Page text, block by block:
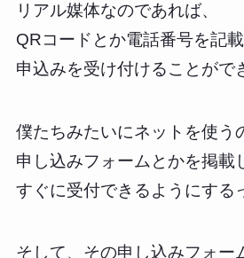
リアル媒体なのであれば、
QRコードとか電話番号を記載
申込みを受け付けることがで
僕たちみたいにネットを使う
申し込みフォームとかを掲載
すぐに受付できるようにする
そして、その申し込みフォー